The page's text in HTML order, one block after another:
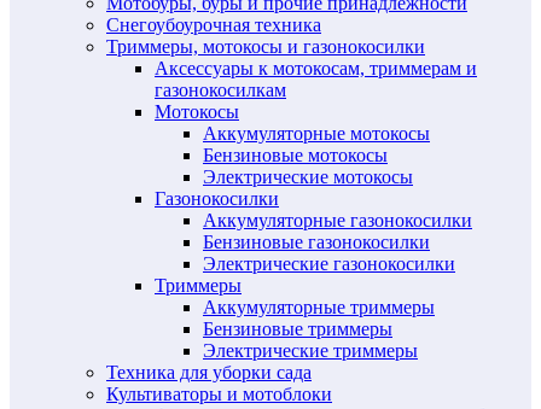
Снегоубоурочная техника
Триммеры, мотокосы и газонокосилки
Аксессуары к мотокосам, триммерам и
газонокосилкам
Мотокосы
Аккумуляторные мотокосы
Бензиновые мотокосы
Электрические мотокосы
Газонокосилки
Аккумуляторные газонокосилки
Бензиновые газонокосилки
Электрические газонокосилки
Триммеры
Аккумуляторные триммеры
Бензиновые триммеры
Электрические триммеры
Техника для уборки сада
Культиваторы и мотоблоки